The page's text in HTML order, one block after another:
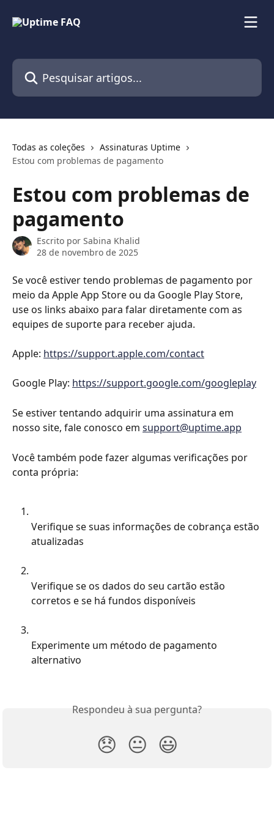
Pesquisar artigos...
Todas as coleções
Assinaturas Uptime
Estou com problemas de pagamento
Estou com problemas de
pagamento
Escrito por Sabina Khalid
28 de novembro de 2025
Se você estiver tendo problemas de pagamento por
meio da Apple App Store ou da Google Play Store,
use os links abaixo para falar diretamente com as
equipes de suporte para receber ajuda.
Apple: https://support.apple.com/contact
Google Play: https://support.google.com/googleplay
Se estiver tentando adquirir uma assinatura em
nosso site, fale conosco em support@uptime.app
Você também pode fazer algumas verificações por
conta própria:
Verifique se suas informações de cobrança estão
atualizadas
Verifique se os dados do seu cartão estão
corretos e se há fundos disponíveis
Experimente um método de pagamento
alternativo
Respondeu à sua pergunta?
😞 😐 😃